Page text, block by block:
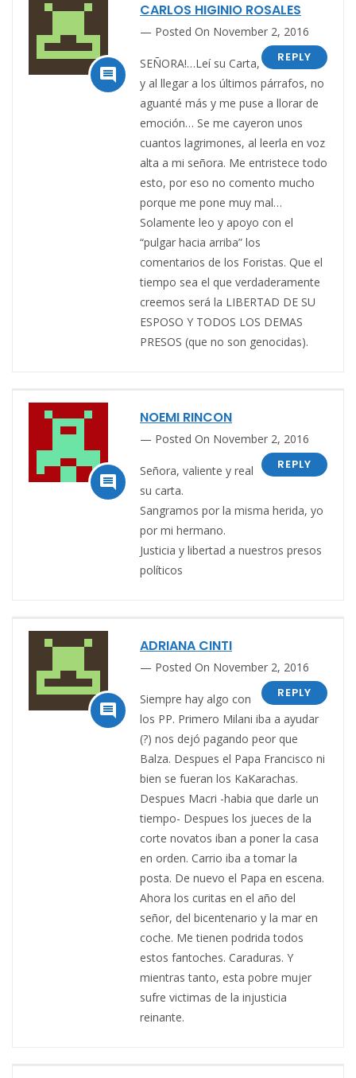

CARLOS HIGINIO ROSALES
Posted On November 2, 2016
REPLY
SEÑORA!…Leí su Carta,
y al llegar a los últimos párrafos, no
aguanté más y me puse a llorar de
emoción… Se me cayeron unos
cuantos lagrimones, al leerla en voz
alta a mi señora. Me entristece todo
esto, por eso no comento mucho
porque me pone muy mal…
Solamente leo y apoyo con el
“pulgar hacia arriba” los
comentarios de los Foristas. Que el
tiempo sea el que verdaderamente
creemos será la LIBERTAD DE SU
ESPOSO Y TODOS LOS DEMAS
PRESOS (que no son genocidas).

NOEMI RINCON
Posted On November 2, 2016
REPLY
Señora, valiente y real
su carta.
Sangramos por la misma herida, yo
por mi hermano.
Justicia y libertad a nuestros presos
políticos

ADRIANA CINTI
Posted On November 2, 2016
REPLY
Siempre hay algo con
los PP. Primero Milani iba a ayudar
(?) nos dejó pagando peor que
Balza. Despues el Papa Francisco ni
bien se fueran los KaKarachas.
Despues Macri -habia que darle un
tiempo- Despues los jueces de la
corte novatos iban a poner la casa
en orden. Carrio iba a tomar la
posta. De nuevo el Papa en escena.
Ahora los curitas en el año del
señor, del bicentenario y la mar en
coche. Me tienen podrida todos
estos fantoches. Caraduras. Y
mientras tanto, esta pobre mujer
sufre victimas de la injusticia
reinante.